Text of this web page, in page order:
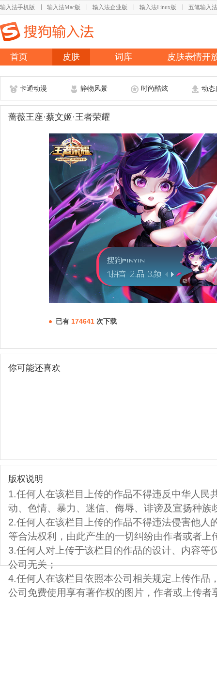
输入法手机版 输入法Mac版 输入法企业版 输入法Linux版 五笔输入法
首页 皮肤 词库 皮肤表情开
卡通动漫 静物风景 时尚酷炫 动态
蔷薇王座·蔡文姬·王者荣耀
已有 174641 次下载
你可能还喜欢
版权说明
1.任何人在该栏目上传的作品不得违反中华人民
动、色情、暴力、迷信、侮辱、诽谤及宣扬种族
2.任何人在该栏目上传的作品不得违法侵害他人
等合法权利，由此产生的一切纠纷由作者或者上
3.任何人对上传于该栏目的作品的设计、内容等
公司无关；
4.任何人在该栏目依照本公司相关规定上传作品
公司免费使用享有著作权的图片，作者或上传者